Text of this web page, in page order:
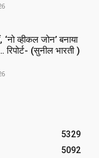
‘नो व्हीकल जोन’ बनाया
(सुनील भारती )
5329
5092